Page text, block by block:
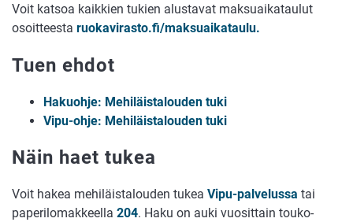
Voit katsoa kaikkien tukien alustavat maksuaikataulut
osoitteesta ruokavirasto.fi/maksuaikataulu.
Tuen ehdot
Hakuohje: Mehiläistalouden tuki
Vipu-ohje: Mehiläistalouden tuki
Näin haet tukea
Voit hakea mehiläistalouden tukea Vipu-palvelussa tai
paperilomakkeella 204. Haku on auki vuosittain touko-